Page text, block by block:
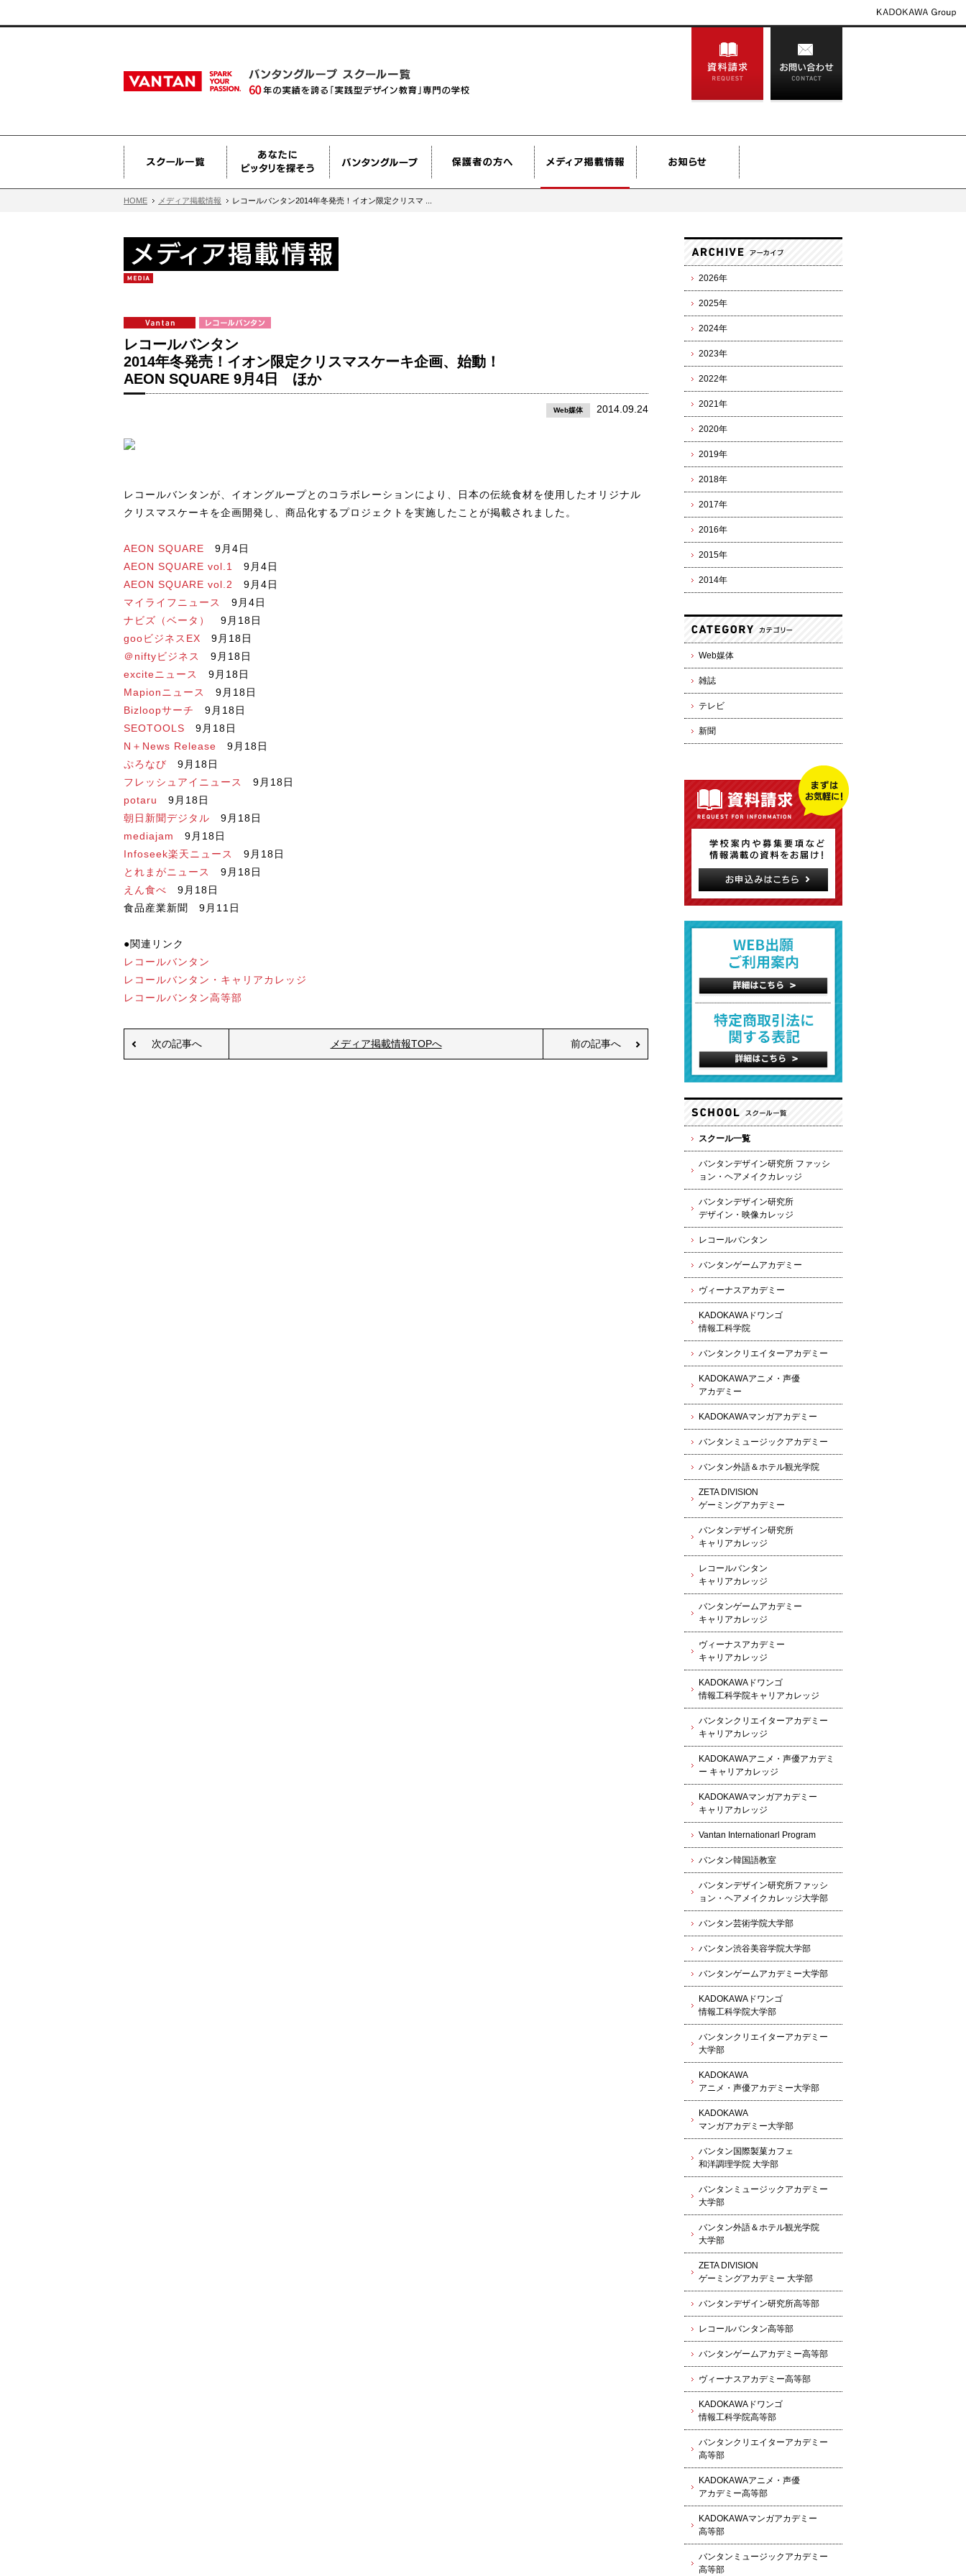
HOME メディア掲載情報 レコールバンタン2014年冬発売！イオン限定クリスマ ...
レコールバンタン
2014年冬発売！イオン限定クリスマスケーキ企画、始動！
AEON SQUARE 9月4日 ほか
Web媒体 2014.09.24
レコールバンタンが、イオングループとのコラボレーションにより、日本の伝統食材を使用したオリジナル
クリスマスケーキを企画開発し、商品化するプロジェクトを実施したことが掲載されました。
AEON SQUARE 9月4日
AEON SQUARE vol.1
9月4日
AEON SQUARE vol.2
9月4日
マイライフニュース
9月4日
ナビズ（ベータ）
9月18日
gooビジネスEX 9月18日
＠niftyビジネス
9月18日
exciteニュース
9月18日
Mapionニュース
9月18日
Bizloopサーチ
9月18日
SEOTOOLS 9月18日
N＋News Release 9月18日
ぷろなび 9月18日
フレッシュアイニュース
9月18日
potaru
9月18日
朝日新聞デジタル 9月18日
mediajam
9月18日
Infoseek楽天ニュース
9月18日
とれまがニュース
9月18日
えん食べ 9月18日
食品産業新聞 9月11日
●関連リンク
レコールバンタン
レコールバンタン・キャリアカレッジ
レコールバンタン高等部
次の記事へ メディア掲載情報TOPへ 前の記事へ
2026年
2025年
2024年
2023年
2022年
2021年
2020年
2019年
2018年
2017年
2016年
2015年
2014年
Web媒体
雑誌
テレビ
新聞
スクール一覧
バンタンデザイン研究所 ファッシ
ョン・ヘアメイクカレッジ
バンタンデザイン研究所
デザイン・映像カレッジ
レコールバンタン
バンタンゲームアカデミー
ヴィーナスアカデミー
KADOKAWAドワンゴ
情報工科学院
バンタンクリエイターアカデミー
KADOKAWAアニメ・声優
アカデミー
KADOKAWAマンガアカデミー
バンタンミュージックアカデミー
バンタン外語＆ホテル観光学院
ZETA DIVISION
ゲーミングアカデミー
バンタンデザイン研究所
キャリアカレッジ
レコールバンタン
キャリアカレッジ
バンタンゲームアカデミー
キャリアカレッジ
ヴィーナスアカデミー
キャリアカレッジ
KADOKAWAドワンゴ
情報工科学院キャリアカレッジ
バンタンクリエイターアカデミー
キャリアカレッジ
KADOKAWAアニメ・声優アカデミ
ー キャリアカレッジ
KADOKAWAマンガアカデミー
キャリアカレッジ
Vantan Internationarl Program
バンタン韓国語教室
バンタンデザイン研究所ファッシ
ョン・ヘアメイクカレッジ大学部
バンタン芸術学院大学部
バンタン渋谷美容学院大学部
バンタンゲームアカデミー大学部
KADOKAWAドワンゴ
情報工科学院大学部
バンタンクリエイターアカデミー
大学部
KADOKAWA
アニメ・声優アカデミー大学部
KADOKAWA
マンガアカデミー大学部
バンタン国際製菓カフェ
和洋調理学院 大学部
バンタンミュージックアカデミー
大学部
バンタン外語＆ホテル観光学院
大学部
ZETA DIVISION
ゲーミングアカデミー 大学部
バンタンデザイン研究所高等部
レコールバンタン高等部
バンタンゲームアカデミー高等部
ヴィーナスアカデミー高等部
KADOKAWAドワンゴ
情報工科学院高等部
バンタンクリエイターアカデミー
高等部
KADOKAWAアニメ・声優
アカデミー高等部
KADOKAWAマンガアカデミー
高等部
バンタンミュージックアカデミー
高等部